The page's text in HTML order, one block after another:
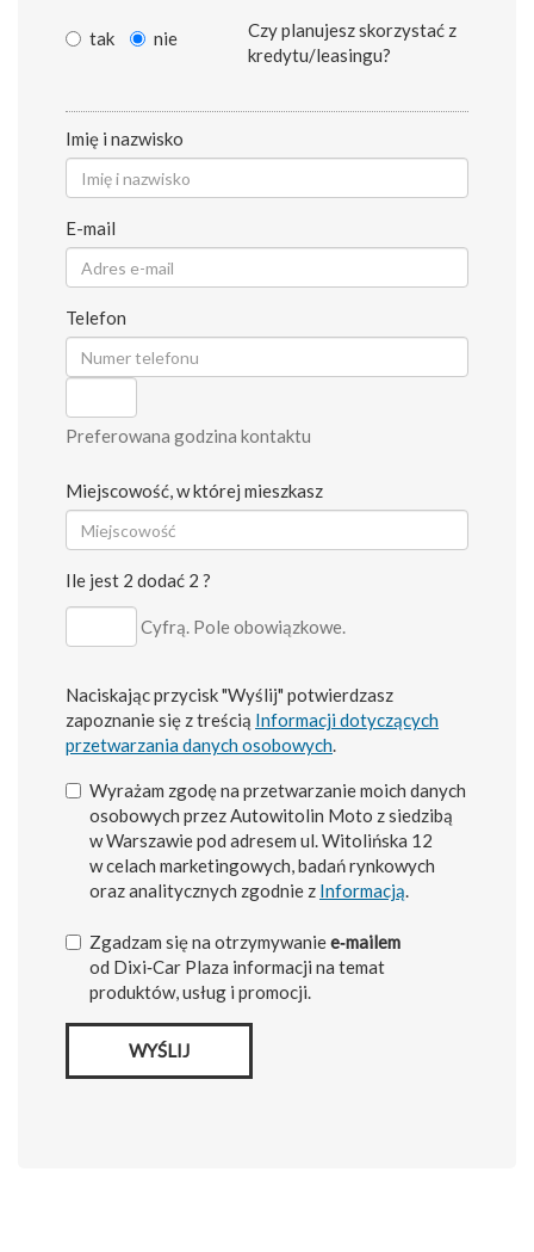
tak nie
Czy planujesz skorzystać z
kredytu/leasingu?
Imię i nazwisko
E-mail
Telefon
Preferowana godzina kontaktu
Miejscowość, w której mieszkasz
Ile jest 2 dodać 2 ?
Cyfrą. Pole obowiązkowe.
Naciskając przycisk "Wyślij" potwierdzasz
zapoznanie się z treścią Informacji dotyczących
przetwarzania danych osobowych.
Wyrażam zgodę na przetwarzanie moich danych
osobowych przez Autowitolin Moto z siedzibą
w Warszawie pod adresem ul. Witolińska 12
w celach marketingowych, badań rynkowych
oraz analitycznych zgodnie z Informacją.
Zgadzam się na otrzymywaniee‑mailem
od Dixi‑Car Plaza informacji na temat
produktów, usług i promocji.
WYŚLIJ